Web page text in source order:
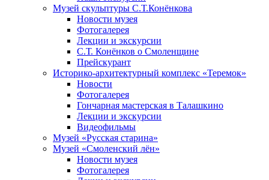
Музей скульптуры С.Т.Конёнкова
Новости музея
Фотогалерея
Лекции и экскурсии
С.Т. Конёнков о Смоленщине
Прейскурант
Историко-архитектурный комплекс «Теремок»
Новости
Фотогалерея
Гончарная мастерская в Талашкино
Лекции и экскурсии
Видеофильмы
Музей «Русская старина»
Музей «Смоленский лён»
Новости музея
Фотогалерея